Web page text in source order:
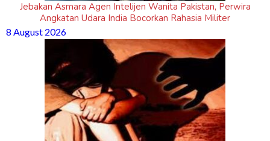
Jebakan Asmara Agen Intelijen Wanita Pakistan, Perwira
Angkatan Udara India Bocorkan Rahasia Militer
8 August 2026